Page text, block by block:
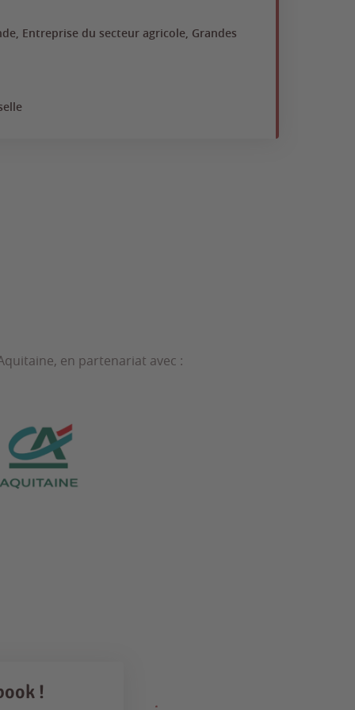
Entreprise du secteur agricole, Grandes
en partenariat avec :
!